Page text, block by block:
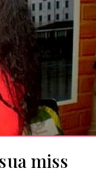
miss